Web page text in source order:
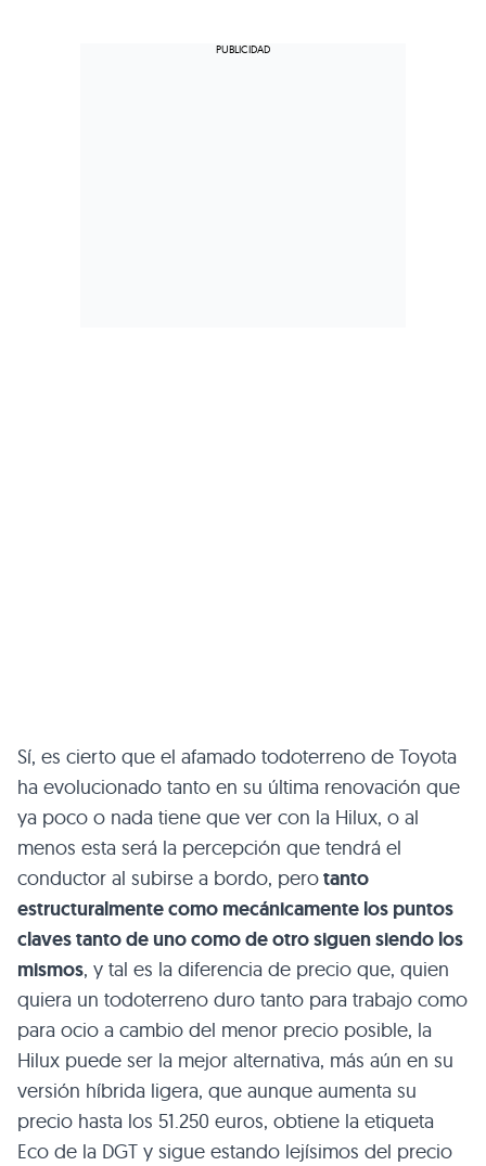
Sí, es cierto que el afamado todoterreno de Toyota
ha evolucionado tanto en su última renovación que
ya poco o nada tiene que ver con la Hilux, o al
menos esta será la percepción que tendrá el
conductor al subirse a bordo, perotanto
estructuralmente como mecánicamente los puntos
claves tanto de uno como de otro siguen siendo los
mismos, y tal es la diferencia de precio que, quien
quiera un todoterreno duro tanto para trabajo como
para ocio a cambio del menor precio posible, la
Hilux puede ser la mejor alternativa, más aún en su
versión híbrida ligera, que aunque aumenta su
precio hasta los 51.250 euros, obtiene la etiqueta
Eco de la DGT y sigue estando lejísimos del precio